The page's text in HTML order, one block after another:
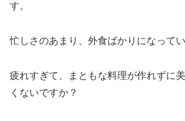
す。
忙しさのあまり、外食ばかりになって
疲れすぎて、まともな料理が作れずに
くないですか？